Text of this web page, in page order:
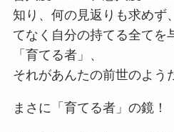
知り、何の見返りも求めず
てなく自分の持てる全てを
「育てる者」、
それがあんたの前世のよう
まさに「育てる者」の鏡！